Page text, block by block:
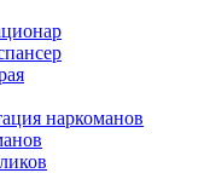
наркоманов